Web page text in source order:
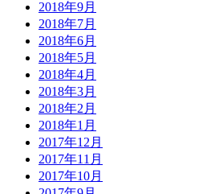
2018年9月
2018年7月
2018年6月
2018年5月
2018年4月
2018年3月
2018年2月
2018年1月
2017年12月
2017年11月
2017年10月